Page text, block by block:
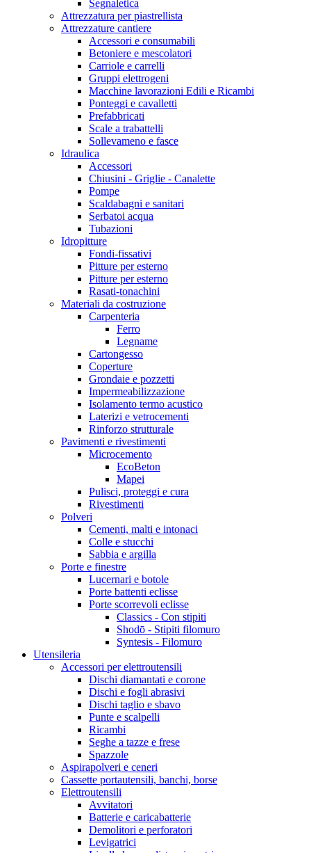
Segnaletica
Attrezzatura per piastrellista
Attrezzature cantiere
Accessori e consumabili
Betoniere e mescolatori
Carriole e carrelli
Gruppi elettrogeni
Macchine lavorazioni Edili e Ricambi
Ponteggi e cavalletti
Prefabbricati
Scale a trabattelli
Sollevameno e fasce
Idraulica
Accessori
Chiusini - Griglie - Canalette
Pompe
Scaldabagni e sanitari
Serbatoi acqua
Tubazioni
Idropitture
Fondi-fissativi
Pitture per esterno
Pitture per esterno
Rasati-tonachini
Materiali da costruzione
Carpenteria
Ferro
Legname
Cartongesso
Coperture
Grondaie e pozzetti
Impermeabilizzazione
Isolamento termo acustico
Laterizi e vetrocementi
Rinforzo strutturale
Pavimenti e rivestimenti
Microcemento
EcoBeton
Mapei
Pulisci, proteggi e cura
Rivestimenti
Polveri
Cementi, malti e intonaci
Colle e stucchi
Sabbia e argilla
Porte e finestre
Lucernari e botole
Porte battenti eclisse
Porte scorrevoli eclisse
Classics - Con stipiti
Shodō - Stipiti filomuro
Syntesis - Filomuro
Utensileria
Accessori per elettroutensili
Dischi diamantati e corone
Dischi e fogli abrasivi
Dischi taglio e sbavo
Punte e scalpelli
Ricambi
Seghe a tazze e frese
Spazzole
Aspirapolveri e ceneri
Cassette portautensili, banchi, borse
Elettroutensili
Avvitatori
Batterie e caricabatterie
Demolitori e perforatori
Levigatrici